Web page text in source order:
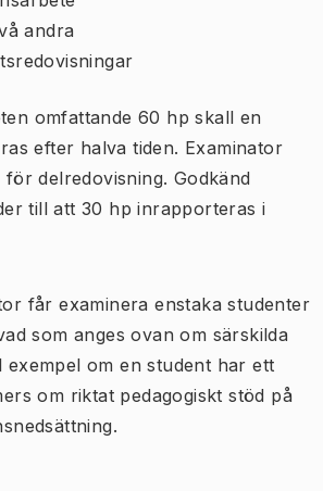
andra
omfattande 60 hp skall en
efter halva tiden. Examinator
delredovisning. Godkänd
till att 30 hp inrapporteras i
får examinera enstaka studenter
som anges ovan om särskilda
om en student har ett
om riktat pedagogiskt stöd på